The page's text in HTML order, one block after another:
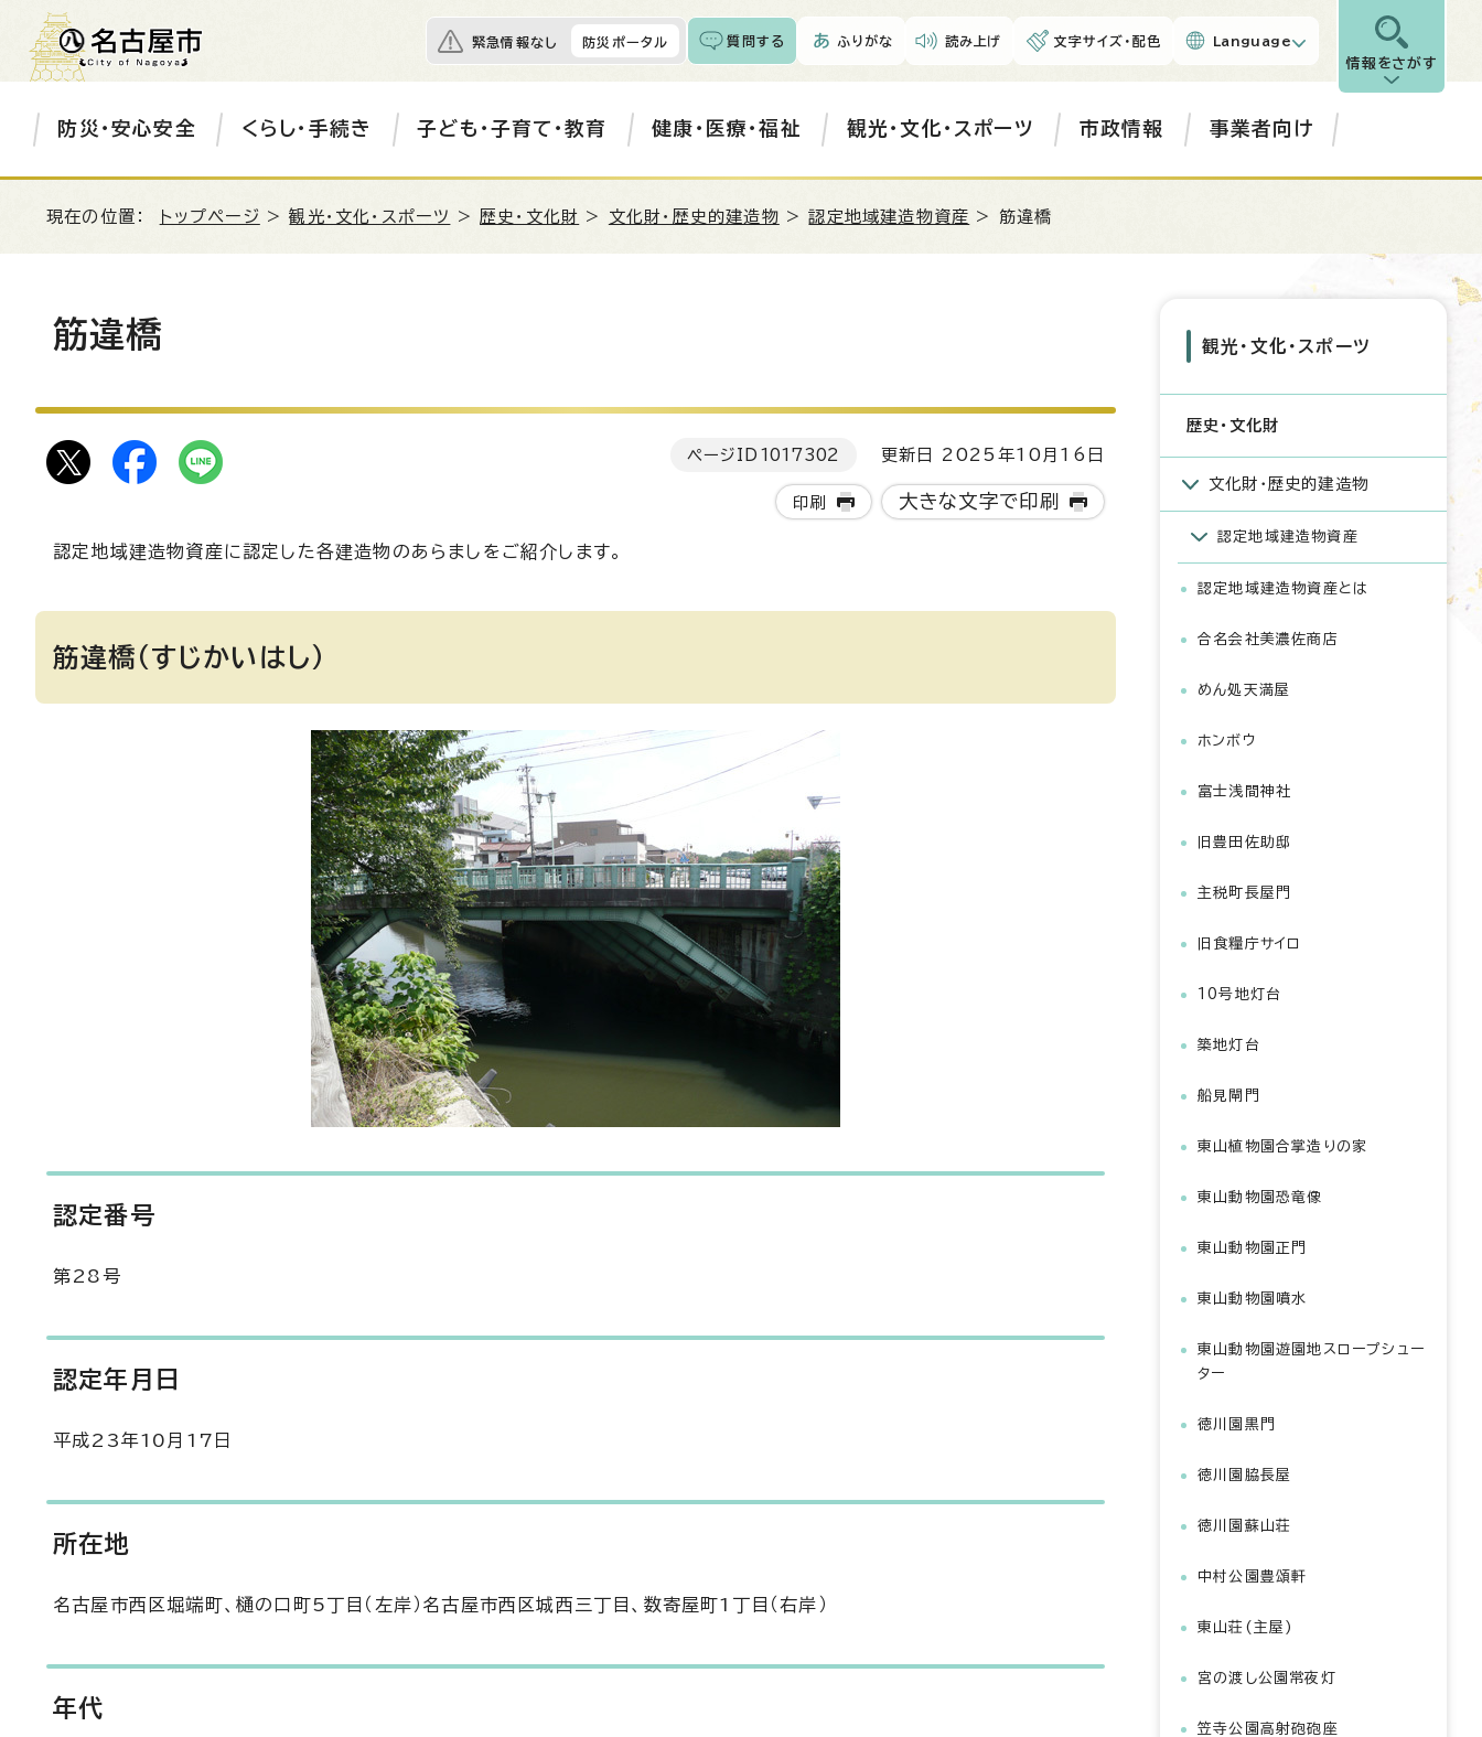
緊急情報なし 防災ポータル 質問する ふりがな 読み上げ 文字サイズ・配色 Language
情報をさがす
防災・安心安全 くらし・手続き 子ども・子育て・教育 健康・医療・福祉 観光・文化・スポーツ 市政情報 事業者向け
現在の位置： トップページ >観光・文化・スポーツ >歴史・文化財 > 文化財・歴史的建造物 >認定地域建造物資産 > 筋違橋
筋違橋
ページID 1017302 更新日 2025年10月16日
印刷 大きな文字で印刷
認定地域建造物資産に認定した各建造物のあらましをご紹介します。
筋違橋（すじかいはし）
認定番号
第28号
認定年月日
平成23年10月17日
所在地
名古屋市西区堀端町、樋の口町5丁目（左岸）名古屋市西区城西三丁目、数寄屋町1丁目（右岸）
年代
観光・文化・スポーツ
歴史・文化財
文化財・歴史的建造物
認定地域建造物資産
認定地域建造物資産とは
合名会社美濃佐商店
めん処天満屋
ホンボウ
富士浅間神社
旧豊田佐助邸
主税町長屋門
旧食糧庁サイロ
10号地灯台
築地灯台
船見閘門
東山植物園合掌造りの家
東山動物園恐竜像
東山動物園正門
東山動物園噴水
東山動物園遊園地スロープシュー
ター
徳川園黒門
徳川園脇長屋
徳川園蘇山荘
中村公園豊頌軒
東山荘(主屋)
宮の渡し公園常夜灯
笠寺公園高射砲砲座